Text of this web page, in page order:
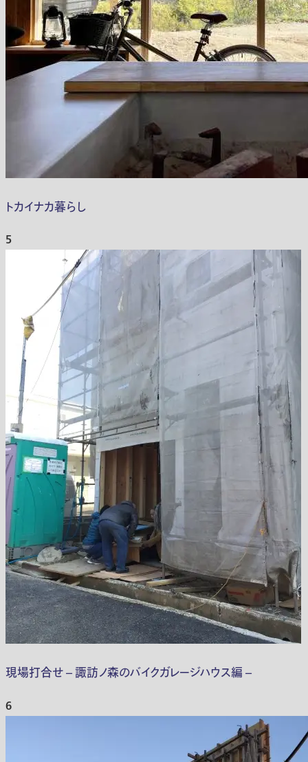
トカイナカ暮らし
5
現場打合せ – 諏訪ノ森のバイクガレージハウス編 –
6